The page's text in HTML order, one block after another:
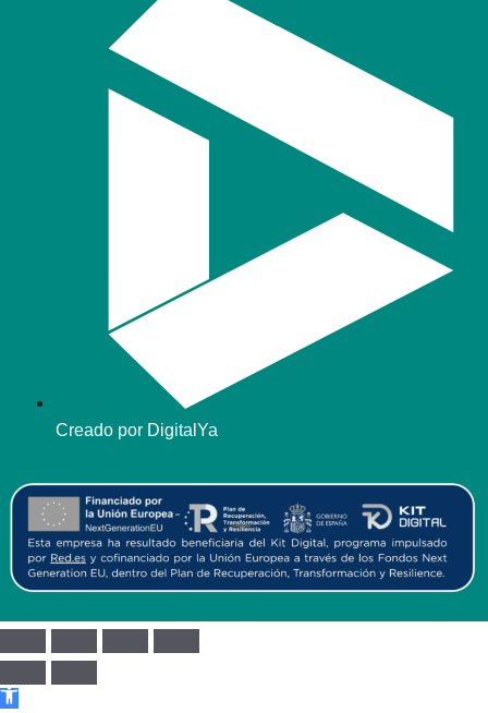
Creado por DigitalYa
Abrir barra de herramientas